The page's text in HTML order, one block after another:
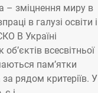
– зміцнення миру в
в галузі освіти і
В Україні
всесвітньої
пам’ятки
за рядом критеріїв. У